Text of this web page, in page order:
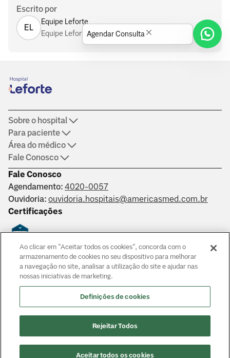
Escrito por
EL
Equipe Leforte
Equipe Leforte
Fale Conosco
Agendamento: 4020-0057
Ouvidoria: ouvidoria.hospitais@americasmed.com.br
Certificações
Saber mais
Sobre o hospital
Para paciente
Área do médico
Fale Conosco
Responsáveis técnicos: Alphaville: Dr. João Paulo Muaccad Gama
- CRM 152994. Liberdade: Dra. Ana Carolina Martins Costa
135237
Agendar Consulta
Ao clicar em "Aceitar todos os cookies", concorda com o
armazenamento de cookies no seu dispositivo para melhorar
a navegação no site, analisar a utilização do site e ajudar nas
nossas iniciativas de marketing.
Definições de cookies
Rejeitar Todos
Aceitar todos os cookies